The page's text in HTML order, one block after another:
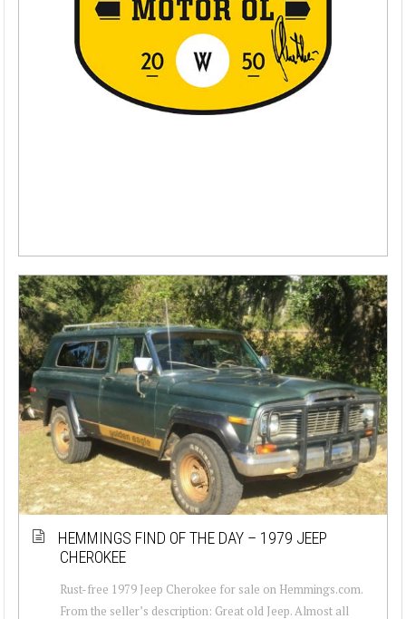
HEMMINGS FIND OF THE DAY – 1979 JEEP
CHEROKEE
Rust-free 1979 Jeep Cherokee for sale on Hemmings.com.
From the seller’s description: Great old Jeep. Almost all